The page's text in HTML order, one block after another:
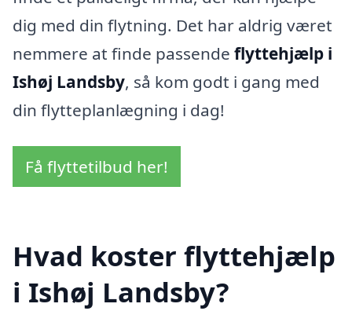
dig med din flytning. Det har aldrig været
nemmere at finde passende flyttehjælp i
Ishøj Landsby, så kom godt i gang med
din flytteplanlægning i dag!
Få flyttetilbud her!
Hvad koster flyttehjælp
i Ishøj Landsby?